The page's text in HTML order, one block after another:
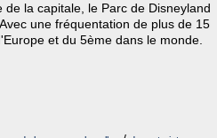
la capitale, le Parc de Disneyland
une fréquentation de plus de 15
et du 5ème dans le monde.